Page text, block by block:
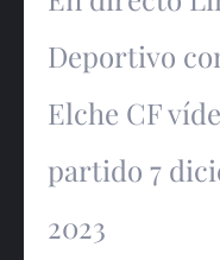
Deportivo
Elche CF
partido 7
2023